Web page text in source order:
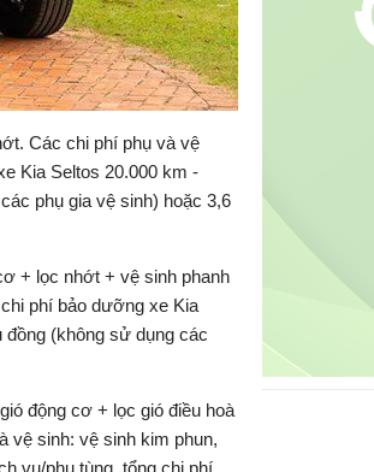
Các chi phí phụ và vệ
Kia Seltos 20.000 km -
phụ gia vệ sinh) hoặc 3,6
+ lọc nhớt + vệ sinh phanh
phí bảo dưỡng xe Kia
(không sử dụng các
động cơ + lọc gió điều hoà
vệ sinh: vệ sinh kim phun,
vụ/phụ tùng, tổng chi phí